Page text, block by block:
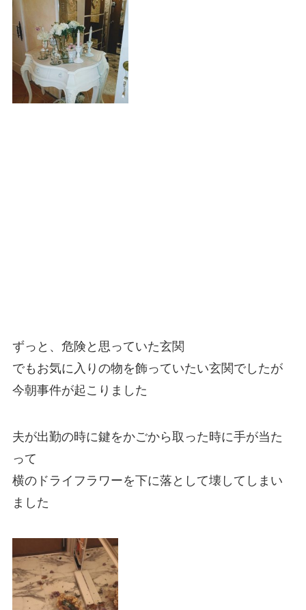
ずっと、危険と思っていた玄関
でもお気に入りの物を飾っていたい玄関でしたが
今朝事件が起こりました
夫が出勤の時に鍵をかごから取った時に手が当た
って
横のドライフラワーを下に落として壊してしまい
ました